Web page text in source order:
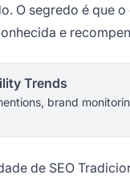
O segredo é que
e
Trends
brand
de SEO